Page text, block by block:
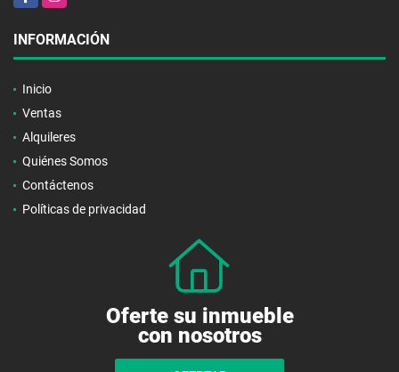
INFORMACIÓN
Inicio
Ventas
Alquileres
Quiénes Somos
Contáctenos
Políticas de privacidad
Oferte su inmueble
con nosotros